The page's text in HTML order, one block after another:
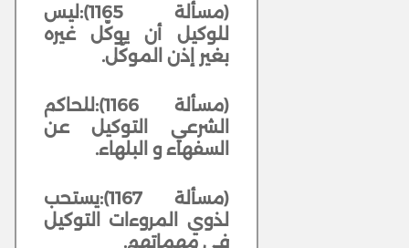
(مسألة 1165):ليس
للوكيل أن يوكّل غيره
بغير إذن الموكّل.
(مسألة 1166):للحاكم
الشرعي التوكيل عن
السفهاء و البلهاء.
(مسألة 1167):يستحب
لذوي المروءات التوكيل
في مهماتهم.